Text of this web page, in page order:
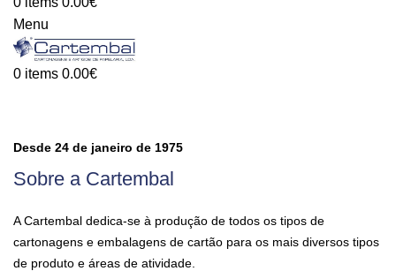
Menu
0 items 0.00€
Desde 24 de janeiro de 1975
Sobre a Cartembal
A Cartembal dedica-se à produção de todos os tipos de
cartonagens e embalagens de cartão para os mais diversos tipos
de produto e áreas de atividade.